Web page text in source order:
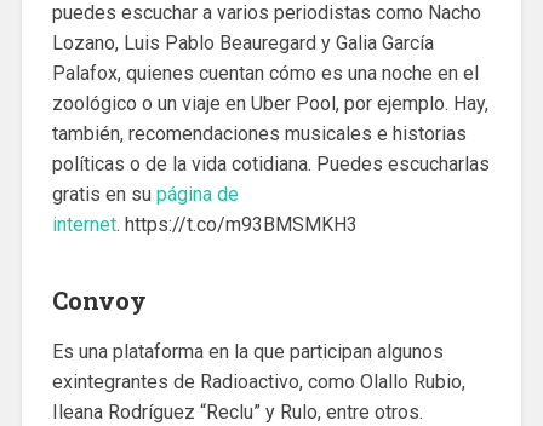
puedes escuchar a varios periodistas como Nacho
Lozano, Luis Pablo Beauregard y Galia García
Palafox, quienes cuentan cómo es una noche en el
zoológico o un viaje en Uber Pool, por ejemplo. Hay,
también, recomendaciones musicales e historias
políticas o de la vida cotidiana. Puedes escucharlas
gratis en su página de
internet. https://t.co/m93BMSMKH3
Convoy
Es una plataforma en la que participan algunos
exintegrantes de Radioactivo, como Olallo Rubio,
Ileana Rodríguez “Reclu” y Rulo, entre otros.